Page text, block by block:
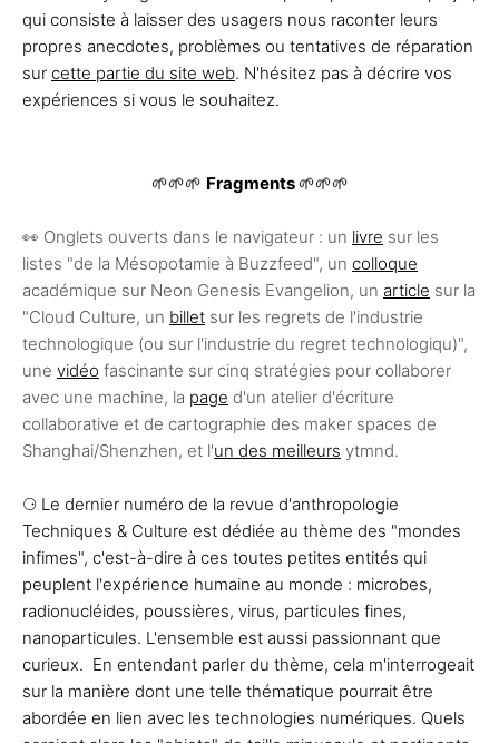
qui consiste à laisser des usagers nous raconter leurs
propres anecdotes, problèmes ou tentatives de réparation
sur cette partie du site web. N'hésitez pas à décrire vos
expériences si vous le souhaitez.
🌱🌱🌱 Fragments 🌱🌱🌱
👀 Onglets ouverts dans le navigateur : un livre sur les
listes "de la Mésopotamie à Buzzfeed", un colloque
académique sur Neon Genesis Evangelion, un article sur la
"Cloud Culture, un billet sur les regrets de l'industrie
technologique (ou sur l'industrie du regret technologiqu)",
une vidéo fascinante sur cinq stratégies pour collaborer
avec une machine, la page d'un atelier d'écriture
collaborative et de cartographie des maker spaces de
Shanghai/Shenzhen, et l'un des meilleurs ytmnd.
⚆ Le dernier numéro de la revue d'anthropologie
Techniques & Culture est dédiée au thème des "mondes
infimes", c'est-à-dire à ces toutes petites entités qui
peuplent l'expérience humaine au monde : microbes,
radionucléides, poussières, virus, particules fines,
nanoparticules. L'ensemble est aussi passionnant que
curieux. En entendant parler du thème, cela m'interrogeait
sur la manière dont une telle thématique pourrait être
abordée en lien avec les technologies numériques. Quels